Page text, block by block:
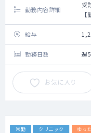
勤務内容詳細
受
健
間
内
幅
可
※
※
給与
勤務日数 週
お気に入り
常勤 クリニック ゆっ